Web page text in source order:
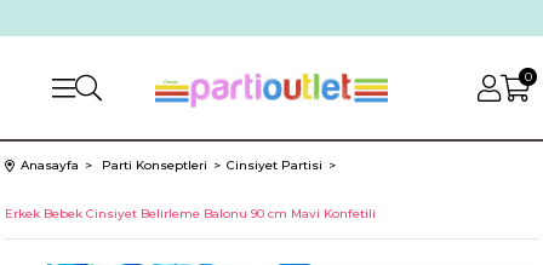
0
Anasayfa Parti Konseptleri Cinsiyet Partisi
Erkek Bebek Cinsiyet Belirleme Balonu 90 cm Mavi Konfetili